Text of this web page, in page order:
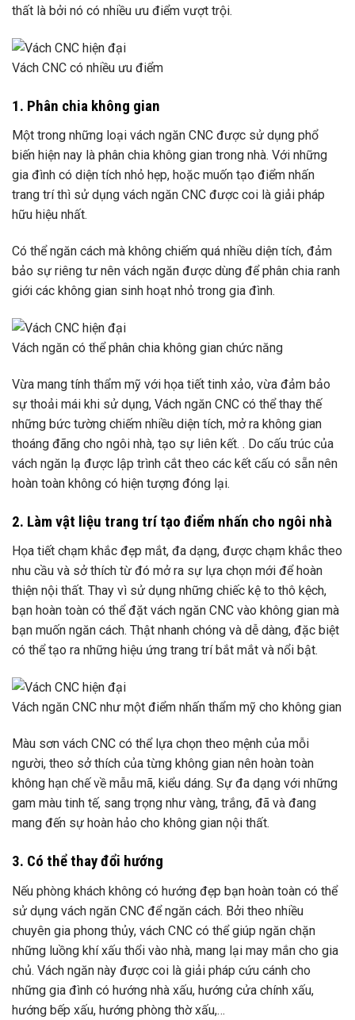
thất là bởi nó có nhiều ưu điểm vượt trội.
Vách CNC có nhiều ưu điểm
1. Phân chia không gian
Một trong những loại vách ngăn CNC được sử dụng phổ
biến hiện nay là phân chia không gian trong nhà. Với những
gia đình có diện tích nhỏ hẹp, hoặc muốn tạo điểm nhấn
trang trí thì sử dụng vách ngăn CNC được coi là giải pháp
hữu hiệu nhất.
Có thể ngăn cách mà không chiếm quá nhiều diện tích, đảm
bảo sự riêng tư nên vách ngăn được dùng để phân chia ranh
giới các không gian sinh hoạt nhỏ trong gia đình.
Vách ngăn có thể phân chia không gian chức năng
Vừa mang tính thẩm mỹ với họa tiết tinh xảo, vừa đảm bảo
sự thoải mái khi sử dụng, Vách ngăn CNC có thể thay thế
những bức tường chiếm nhiều diện tích, mở ra không gian
thoáng đãng cho ngôi nhà, tạo sự liên kết. . Do cấu trúc của
vách ngăn lạ được lập trình cắt theo các kết cấu có sẵn nên
hoàn toàn không có hiện tượng đóng lại.
2. Làm vật liệu trang trí tạo điểm nhấn cho ngôi nhà
Họa tiết chạm khắc đẹp mắt, đa dạng, được chạm khắc theo
nhu cầu và sở thích từ đó mở ra sự lựa chọn mới để hoàn
thiện nội thất. Thay vì sử dụng những chiếc kệ to thô kệch,
bạn hoàn toàn có thể đặt vách ngăn CNC vào không gian mà
bạn muốn ngăn cách. Thật nhanh chóng và dễ dàng, đặc biệt
có thể tạo ra những hiệu ứng trang trí bắt mắt và nổi bật.
Vách ngăn CNC như một điểm nhấn thẩm mỹ cho không gian
Màu sơn vách CNC có thể lựa chọn theo mệnh của mỗi
người, theo sở thích của từng không gian nên hoàn toàn
không hạn chế về mẫu mã, kiểu dáng. Sự đa dạng với những
gam màu tinh tế, sang trọng như vàng, trắng, đã và đang
mang đến sự hoàn hảo cho không gian nội thất.
3. Có thể thay đổi hướng
Nếu phòng khách không có hướng đẹp bạn hoàn toàn có thể
sử dụng vách ngăn CNC để ngăn cách. Bởi theo nhiều
chuyên gia phong thủy, vách CNC có thể giúp ngăn chặn
những luồng khí xấu thổi vào nhà, mang lại may mắn cho gia
chủ. Vách ngăn này được coi là giải pháp cứu cánh cho
những gia đình có hướng nhà xấu, hướng cửa chính xấu,
hướng bếp xấu, hướng phòng thờ xấu,…